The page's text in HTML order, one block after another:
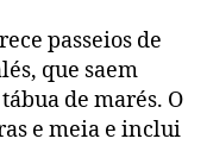
passeios de
que saem
de marés. O
e meia e inclui